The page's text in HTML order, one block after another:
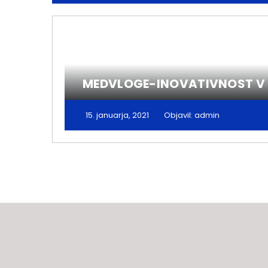
MEDVLOGE-INOVATIVNOST V
15. januarja, 2021 Objavil: admin